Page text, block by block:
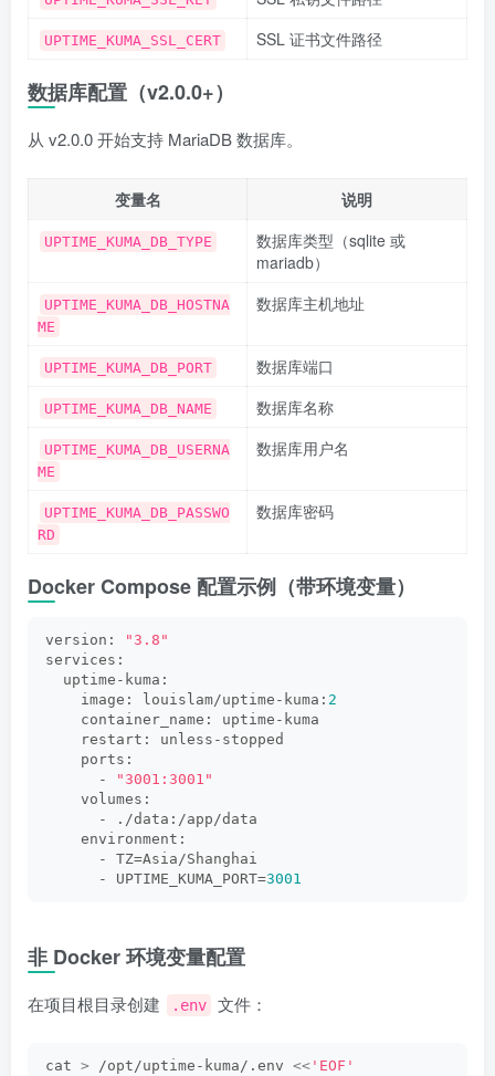
UPTIME_KUMA_SSL_CERT SSL 证书文件路径
数据库配置（v2.0.0+）
从 v2.0.0 开始支持 MariaDB 数据库。
变量名 说明
UPTIME_KUMA_DB_TYPE
数据库类型（sqlite 或
mariadb）
UPTIME_KUMA_DB_HOSTNA
ME
数据库主机地址
UPTIME_KUMA_DB_PORT 数据库端口
UPTIME_KUMA_DB_NAME 数据库名称
UPTIME_KUMA_DB_USERNA
ME
数据库用户名
UPTIME_KUMA_DB_PASSWO
RD
数据库密码
Docker Compose 配置示例（带环境变量）
version:
"3.8"
services:
  uptime-kuma:
    image: louislam/uptime-kuma:
2
    container_name: uptime-kuma
    restart: unless-stopped
    ports:
      -
"3001:3001"
    volumes:
      - ./data:/app/data
    environment:
      - TZ=Asia/Shanghai
      - UPTIME_KUMA_PORT=
3001
非 Docker 环境变量配置
在项目根目录创建 .env 文件：
cat > /opt/uptime-kuma/.env << 'EOF'